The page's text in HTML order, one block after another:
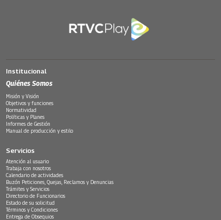
Institucional
Quiénes Somos
Misión y Visión
Objetivos y funciones
Normatividad
Políticas y Planes
Informes de Gestión
Manual de producción y estilo
Servicios
Atención al usuario
Trabaja con nosotros
Calendario de actividades
Buzón Peticiones, Quejas, Reclamos y Denuncias
Trámites y Servicios
Directorio de Funcionarios
Estado de su solicitud
Términos y Condiciones
Entrega de Obsequios